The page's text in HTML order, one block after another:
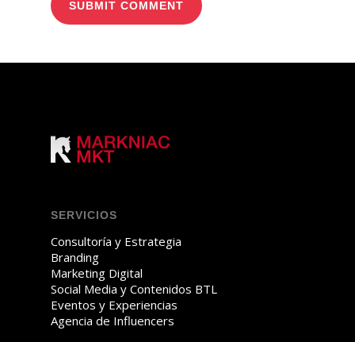
SERVICIOS
Consultoría y Estrategia
Branding
Marketing Digital
Social Media y Contenidos BTL
Eventos y Experiencias
Agencia de Influencers